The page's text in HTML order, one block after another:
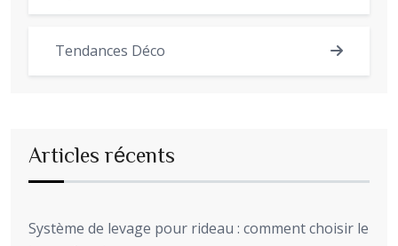
Tendances Déco
Articles récents
Système de levage pour rideau : comment choisir le